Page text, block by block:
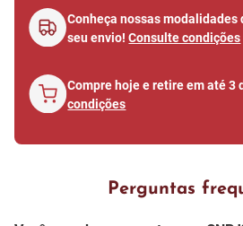
Conheça nossas
seu envio!Consulte condições
Compre hoje e retire em até 3
condições
Perguntas